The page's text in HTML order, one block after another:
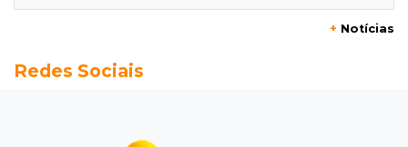
Semana vai começar com 909 novas
Flagrante
+ Notícias
Redes Sociais